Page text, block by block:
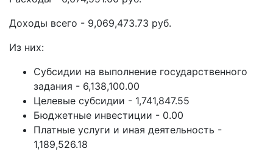
Доходы всего - 9,069,473.73 руб.
Из них:
Субсидии на выполнение государственного
задания - 6,138,100.00
Целевые субсидии - 1,741,847.55
Бюджетные инвестиции - 0.00
Платные услуги и иная деятельность -
1,189,526.18